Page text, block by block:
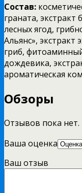
Состав:
граната,
лесных ягод,
Альянс»,
гриб,
дождевика,
ароматическая
Обзоры
Отзывов пока нет.
Ваша оценка
Ваш отзыв